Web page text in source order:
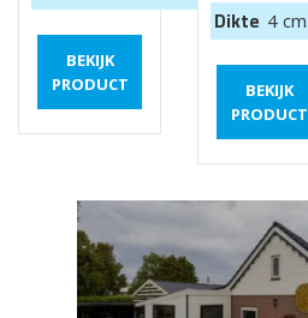
BEKIJK
PRODUCT
Dikte 4 cm
BEKIJK
PRODUCT